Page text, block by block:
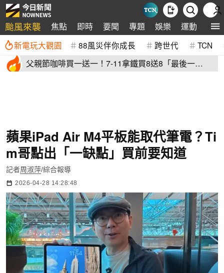
颱風來襲 焦點 即時 要聞 專題 娛樂 運動 全球
新電玩大觀園 88風災伴你成長 跨世代 TCN
父親節咖啡買一送一！7-11拿鐵買8送8「最後一
蘋果iPad Air M4平板能取代筆電？Ti
m哥點出「一缺點」買前要知道
記者周淑萍/綜合報導
2026-04-28 14:28:48